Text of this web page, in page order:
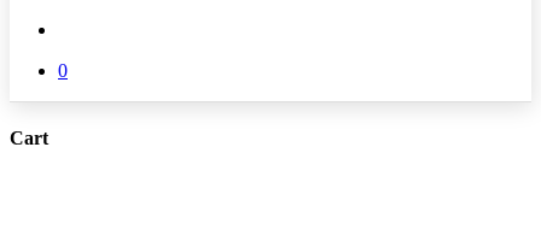
0
Cart